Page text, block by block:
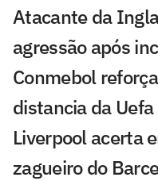
Atacante da
agressão após
Conmebol
distancia da
Liverpool acerta
zagueiro do